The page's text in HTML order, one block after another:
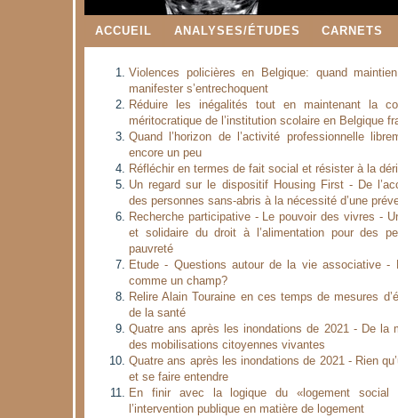
ACCUEIL ANALYSES/ÉTUDES CARNETS
Violences policières en Belgique: quand
manifester s’entrechoquent
Réduire les inégalités tout en maintenant la
méritocratique de l’institution scolaire en Belgique
Quand l’horizon de l’activité professionnelle
encore un peu
Réfléchir en termes de fait social et résister à la
Un regard sur le dispositif Housing First - De
des personnes sans-abris à la nécessité d’une
Recherche participative - Le pouvoir des vivres -
et solidaire du droit à l’alimentation pour des
pauvreté
Etude - Questions autour de la vie associative -
comme un champ?
Relire Alain Touraine en ces temps de mesures
de la santé
Quatre ans après les inondations de 2021 - De la
des mobilisations citoyennes vivantes
Quatre ans après les inondations de 2021 - Rien
et se faire entendre
En finir avec la logique du «logement
l’intervention publique en matière de logement